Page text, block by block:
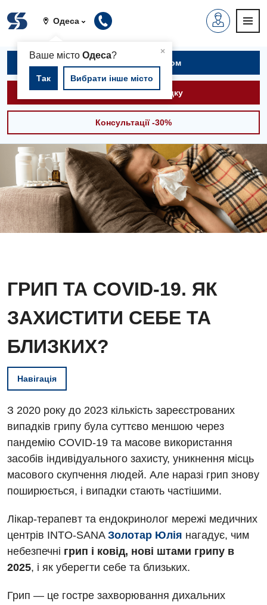
Одеса
×
Ваше містоОдеса?
Так Вибрати інше місто
Записатися на прийом
Викликати швидку
Консультації -30%
ГРИП ТА COVID-19. ЯК
ЗАХИСТИТИ СЕБЕ ТА
БЛИЗКИХ?
Навігація
З 2020 року до 2023 кількість зареєстрованих
випадків грипу була суттєво меншою через
пандемію COVID-19 та масове використання
засобів індивідуального захисту, уникнення місць
масового скупчення людей. Але наразі грип знову
поширюється, і випадки стають частішими.
Лікар-терапевт та ендокринолог мережі медичних
центрів INTO-SANA Золотар Юлія нагадує, чим
небезпечні грип і ковід, нові штами грипу в
2025, і як уберегти себе та близьких.
Грип — це гостре захворювання дихальних